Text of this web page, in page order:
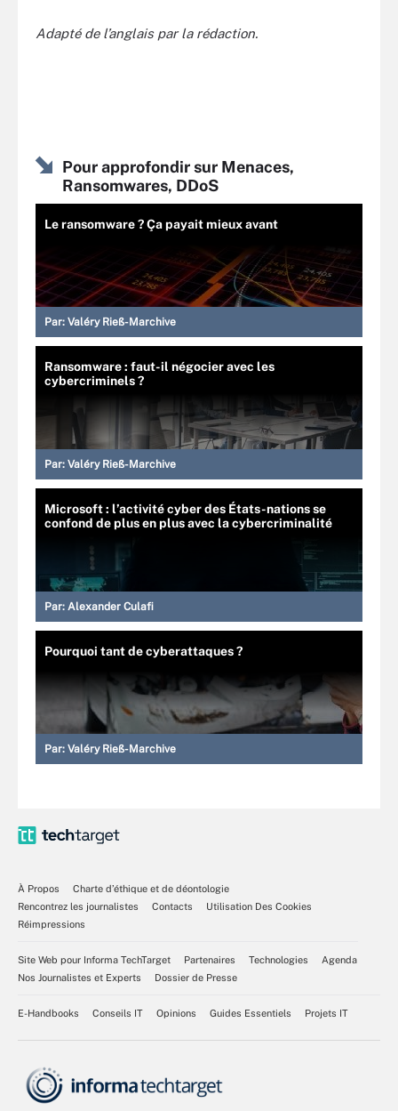
Adapté de l’anglais par la rédaction.
Pour approfondir sur Menaces,
Ransomwares, DDoS
Le ransomware ? Ça payait mieux avant
Par: Valéry Rieß-Marchive
Ransomware : faut-il négocier avec les
cybercriminels ?
Par: Valéry Rieß-Marchive
Microsoft : l’activité cyber des États-nations se
confond de plus en plus avec la cybercriminalité
Par: Alexander Culafi
Pourquoi tant de cyberattaques ?
Par: Valéry Rieß-Marchive
À Propos
Charte d’éthique et de déontologie
Rencontrez les journalistes
Contacts
Utilisation Des Cookies
Réimpressions
Site Web pour Informa TechTarget Partenaires Technologies
Agenda
Nos Journalistes et Experts
Dossier de Presse
E-Handbooks Conseils IT Opinions Guides Essentiels Projets IT